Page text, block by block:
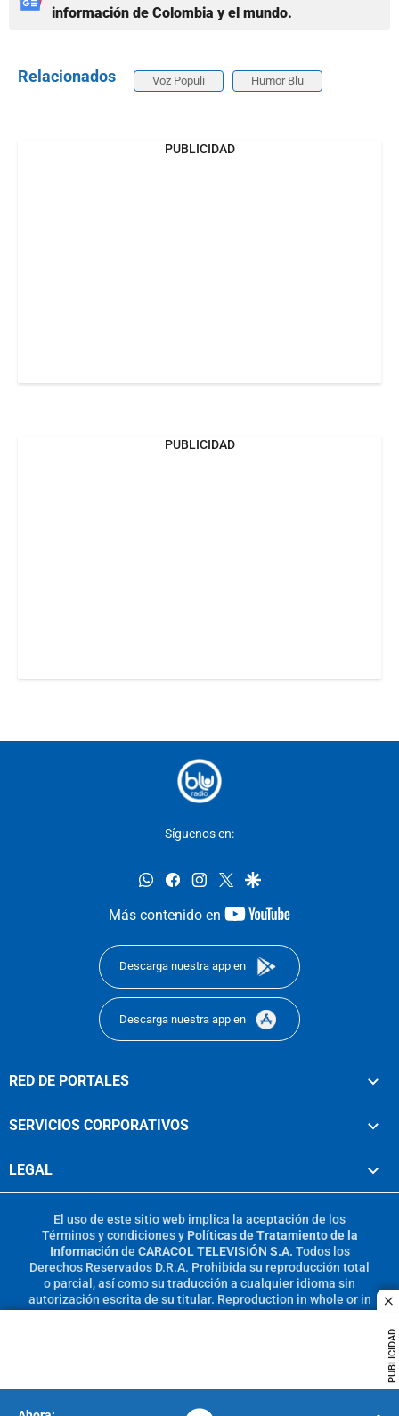
PUBLICIDAD
información de Colombia y el mundo.
Relacionados Voz Populi Humor Blu
PUBLICIDAD
PUBLICIDAD
Síguenos en:
whatsappfacebookinstagram
twittergoogle
Más contenido en
youtube-
Descarga nuestra app en
Descarga nuestra app en
RED DE PORTALES
SERVICIOS CORPORATIVOS
LEGAL
El uso de este sitio web implica la aceptación de los
Términos y condicionesy Políticas de Tratamiento de la
Información de CARACOL TELEVISIÓN S.A. Todos los
Derechos Reservados D.R.A. Prohibida su reproducción total
o parcial, así como su traducción a cualquier idioma sin
autorización escrita de su titular. Reproduction in whole or in